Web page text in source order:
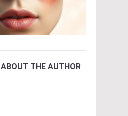
ABOUT THE AUTHOR